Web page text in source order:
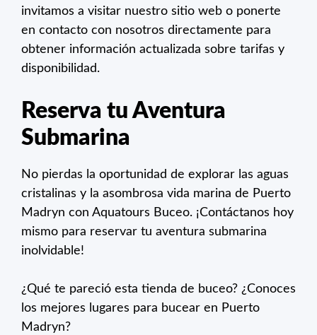
invitamos a visitar nuestro sitio web o ponerte
en contacto con nosotros directamente para
obtener información actualizada sobre tarifas y
disponibilidad.
Reserva tu Aventura
Submarina
No pierdas la oportunidad de explorar las aguas
cristalinas y la asombrosa vida marina de Puerto
Madryn con Aquatours Buceo. ¡Contáctanos hoy
mismo para reservar tu aventura submarina
inolvidable!
¿Qué te pareció esta tienda de buceo? ¿Conoces
los mejores lugares para bucear en Puerto
Madryn?